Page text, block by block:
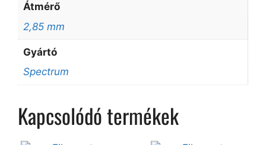
Átmérő
2,85 mm
Gyártó
Spectrum
Kapcsolódó termékek